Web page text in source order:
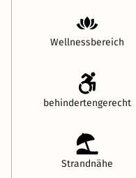
Wellnessbereich
behindertengerecht
Strandnähe